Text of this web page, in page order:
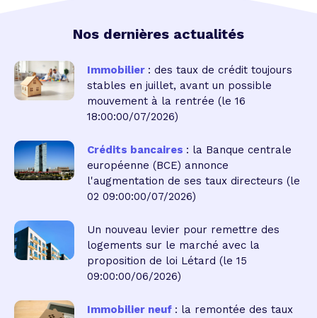
Nos dernières actualités
Immobilier : des taux de crédit toujours
stables en juillet, avant un possible
mouvement à la rentrée (le 16
18:00:00/07/2026)
Crédits bancaires : la Banque centrale
européenne (BCE) annonce
l'augmentation de ses taux directeurs (le
02 09:00:00/07/2026)
Un nouveau levier pour remettre des
logements sur le marché avec la
proposition de loi Létard (le 15
09:00:00/06/2026)
Immobilier neuf : la remontée des taux